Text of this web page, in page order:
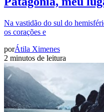
Na vastidão do sul do
os corações e
porÁtila Ximenes
2 minutos de leitura